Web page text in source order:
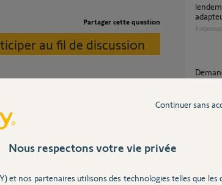
Partager cette question
au fil de discussion
la clé wifi ?
3 réponses
Demande de transfert de clé io suite à
3réponses
Nous respectons votre vie privée
et nos partenaires utilisons des technologies telles que les
Continuer sans